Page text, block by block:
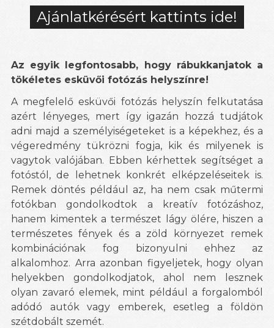
Ajánlatkérésért kattints ide!
Az egyik legfontosabb, hogy rábukkanjatok a
tökéletes esküvői fotózás helyszínre!
A megfelelő esküvői fotózás helyszín felkutatása
azért lényeges, mert így igazán hozzá tudjátok
adni majd a személyiségeteket is a képekhez, és a
végeredmény tükrözni fogja, kik és milyenek is
vagytok valójában. Ebben kérhettek segítséget a
fotóstól, de lehetnek konkrét elképzeléseitek is.
Remek döntés például az, ha nem csak műtermi
fotókban gondolkodtok a kreatív fotózáshoz,
hanem kimentek a természet lágy ölére, hiszen a
természetes fények és a zöld környezet remek
kombinációnak fog bizonyulni ehhez az
alkalomhoz. Arra azonban figyeljetek, hogy olyan
helyekben gondolkodjatok, ahol nem lesznek
olyan zavaró elemek, mint például a forgalomból
adódó autók vagy emberek, esetleg a földön
szétdobált szemét.